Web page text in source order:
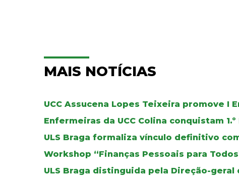
MAIS NOTÍCIAS
UCC Assucena Lopes Teixeira promove I
Enfermeiras da UCC Colina conquistam
ULS Braga formaliza vínculo definitivo
Workshop “Finanças Pessoais para
ULS Braga distinguida pela Direção-geral